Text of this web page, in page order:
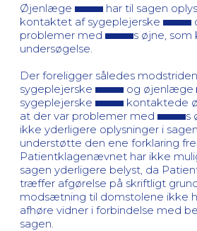
Øjenlæge
har til sagen
kontaktet af sygeplejerske
problemer med
s øjne,
undersøgelse.
Der foreligger således
sygeplejerske
og øjenlæge
sygeplejerske
kontaktede
at der var problemer med
s
ikke yderligere oplysninger i
understøtte den ene forklaring
Patientklagenævnet har ikke
sagen yderligere belyst, da
træffer afgørelse på skriftligt
modsætning til domstolene ikke
afhøre vidner i forbindelse med
sagen.